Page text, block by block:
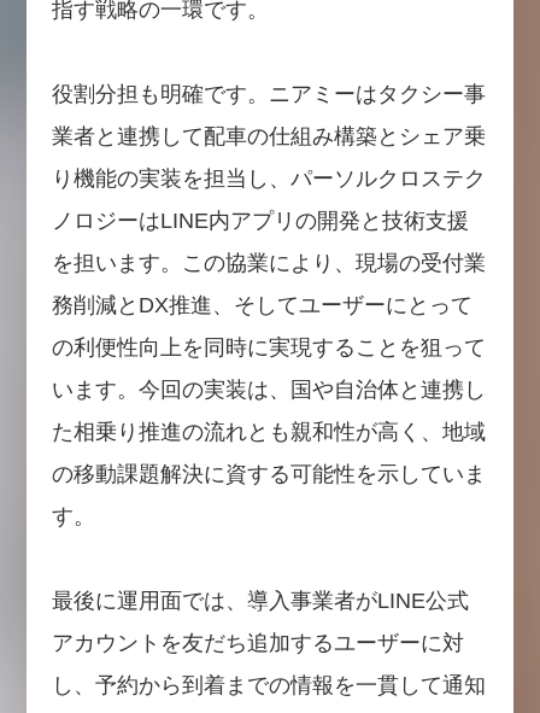
指す戦略の一環です。
役割分担も明確です。ニアミーはタクシー事
業者と連携して配車の仕組み構築とシェア乗
り機能の実装を担当し、パーソルクロステク
ノロジーはLINE内アプリの開発と技術支援
を担います。この協業により、現場の受付業
務削減とDX推進、そしてユーザーにとって
の利便性向上を同時に実現することを狙って
います。今回の実装は、国や自治体と連携し
た相乗り推進の流れとも親和性が高く、地域
の移動課題解決に資する可能性を示していま
す。
最後に運用面では、導入事業者がLINE公式
アカウントを友だち追加するユーザーに対
し、予約から到着までの情報を一貫して通知